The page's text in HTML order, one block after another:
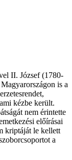
II. József (1780-
is a
kézbe került.
nem érintette
előírásai
kriptáját le kellett
a